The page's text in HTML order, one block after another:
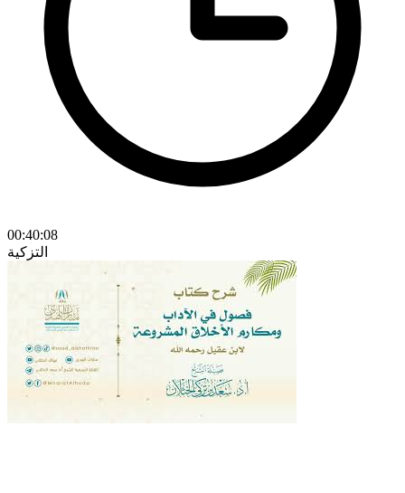
00:40:08
التزكية